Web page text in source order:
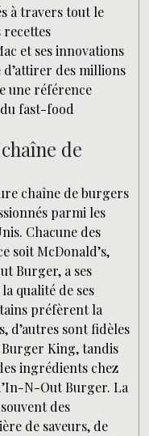
à travers tout le
recettes
et ses innovations
d’attirer des millions
une référence
fast-food
de
chaîne de burgers
parmi les
Chacune des
soit McDonald’s,
Burger, a ses
qualité de ses
préfèrent la
d’autres sont fidèles
Burger King, tandis
ingrédients chez
N-Out Burger. La
des
de saveurs, de